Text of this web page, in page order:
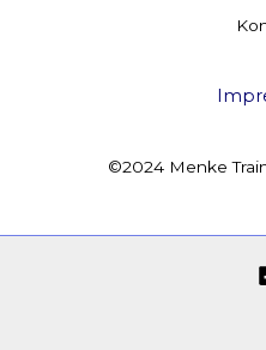
©2024 Menke